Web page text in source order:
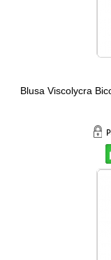
Blusa Viscolycra